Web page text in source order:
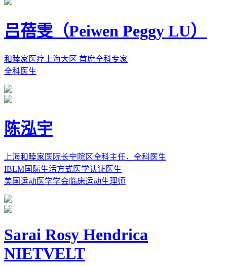
吕蓓雯（Peiwen Peggy LU）
和睦家医疗上海大区 首席全科专家
全科医生
陈泓宇
上海和睦家医院长宁院区全科主任，全科医生
IBLM国际生活方式医学认证医生
美国运动医学学会临床运动生理师
Sarai Rosy Hendrica
NIETVELT